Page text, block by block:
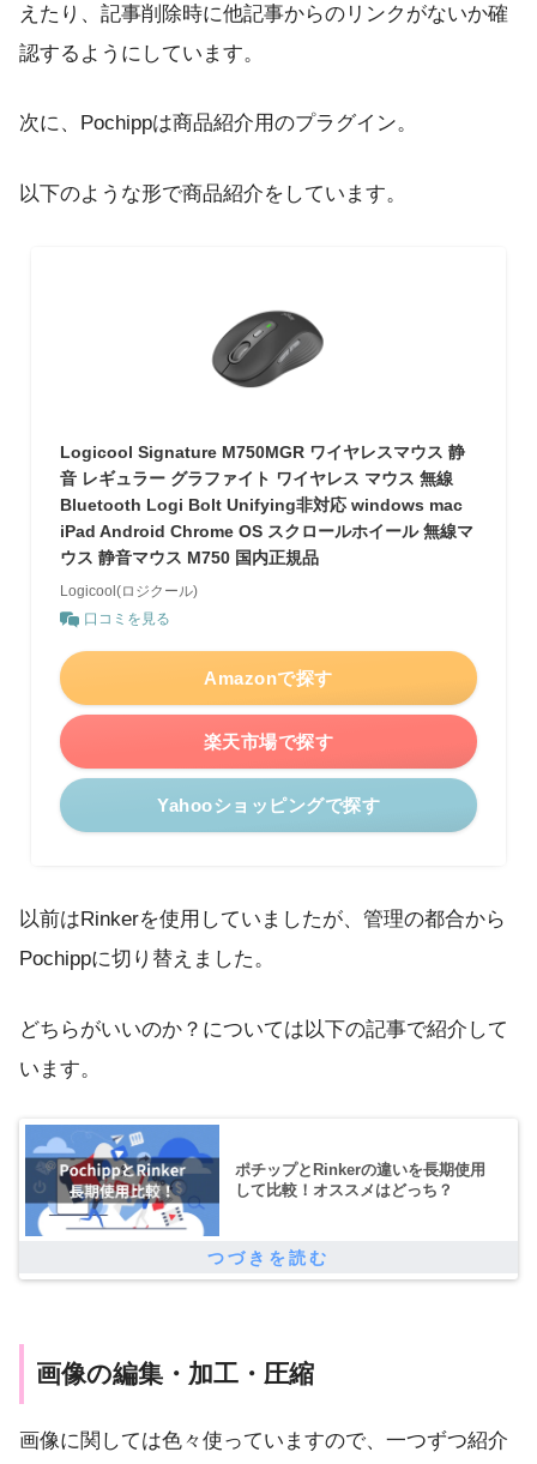
えたり、記事削除時に他記事からのリンクがないか確
認するようにしています。
次に、Pochippは商品紹介用のプラグイン。
以下のような形で商品紹介をしています。
Logicool Signature M750MGR ワイヤレスマウス 静
音 レギュラー グラファイト ワイヤレス マウス 無線
Bluetooth Logi Bolt Unifying非対応 windows mac
iPad Android Chrome OS スクロールホイール 無線マ
ウス 静音マウス M750 国内正規品
Logicool(ロジクール)
口コミを見る
Amazonで探す
楽天市場で探す
Yahooショッピングで探す
以前はRinkerを使用していましたが、管理の都合から
Pochippに切り替えました。
どちらがいいのか？については以下の記事で紹介して
います。
ポチップとRinkerの違いを長期使用
して比較！オススメはどっち？
画像の編集・加工・圧縮
画像に関しては色々使っていますので、一つずつ紹介